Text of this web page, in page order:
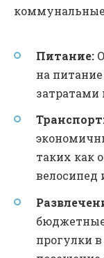
Питание:
на
затратами
таких как
велосипед
прогулки